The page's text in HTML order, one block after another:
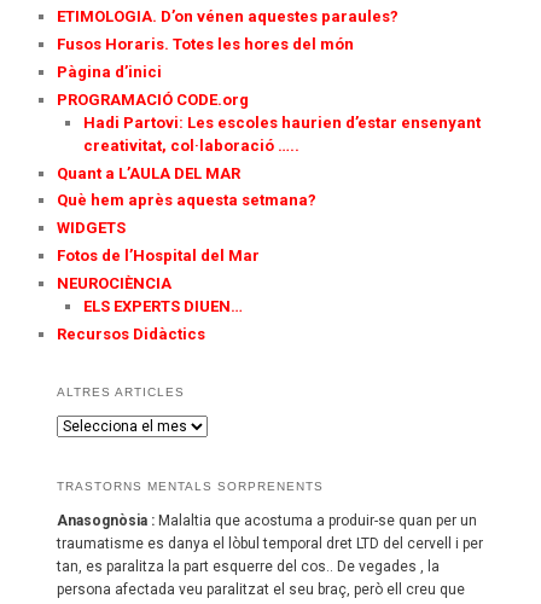
ETIMOLOGIA. D’on vénen aquestes paraules?
Fusos Horaris. Totes les hores del món
Pàgina d’inici
PROGRAMACIÓ CODE.org
Hadi Partovi: Les escoles haurien d’estar ensenyant
creativitat, col·laboració …..
Quant a L’AULA DEL MAR
Què hem après aquesta setmana?
WIDGETS
Fotos de l’Hospital del Mar
NEUROCIÈNCIA
ELS EXPERTS DIUEN…
Recursos Didàctics
ALTRES ARTICLES
A
R
E
S
A
R
TRASTORNS MENTALS SORPRENENTS
Anasognòsia : Malaltia que acostuma a produir-se quan per un
traumatisme es danya el lòbul temporal dret LTD del cervell i per
tan, es paralitza la part esquerre del cos.. De vegades , la
persona afectada veu paralitzat el seu braç, però ell creu que